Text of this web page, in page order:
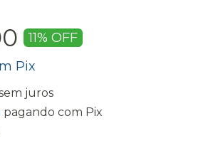
11% OFF
Pix
juros
pagando com Pix